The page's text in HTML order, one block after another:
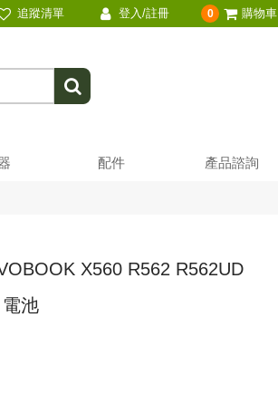
追蹤清單 登入/註冊 0 購物車
配件 產品諮詢
X560 R562 R562UD
池